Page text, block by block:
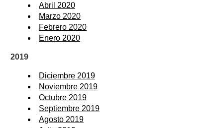
Abril 2020
Marzo 2020
Febrero 2020
Enero 2020
2019
Diciembre 2019
Noviembre 2019
Octubre 2019
Septiembre 2019
Agosto 2019